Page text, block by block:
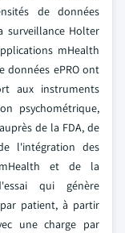
de données
surveillance Holter
mHealth
données ePRO ont
aux instruments
psychométrique,
de la FDA, de
l'intégration des
et de la
qui génère
patient, à partir
une charge par